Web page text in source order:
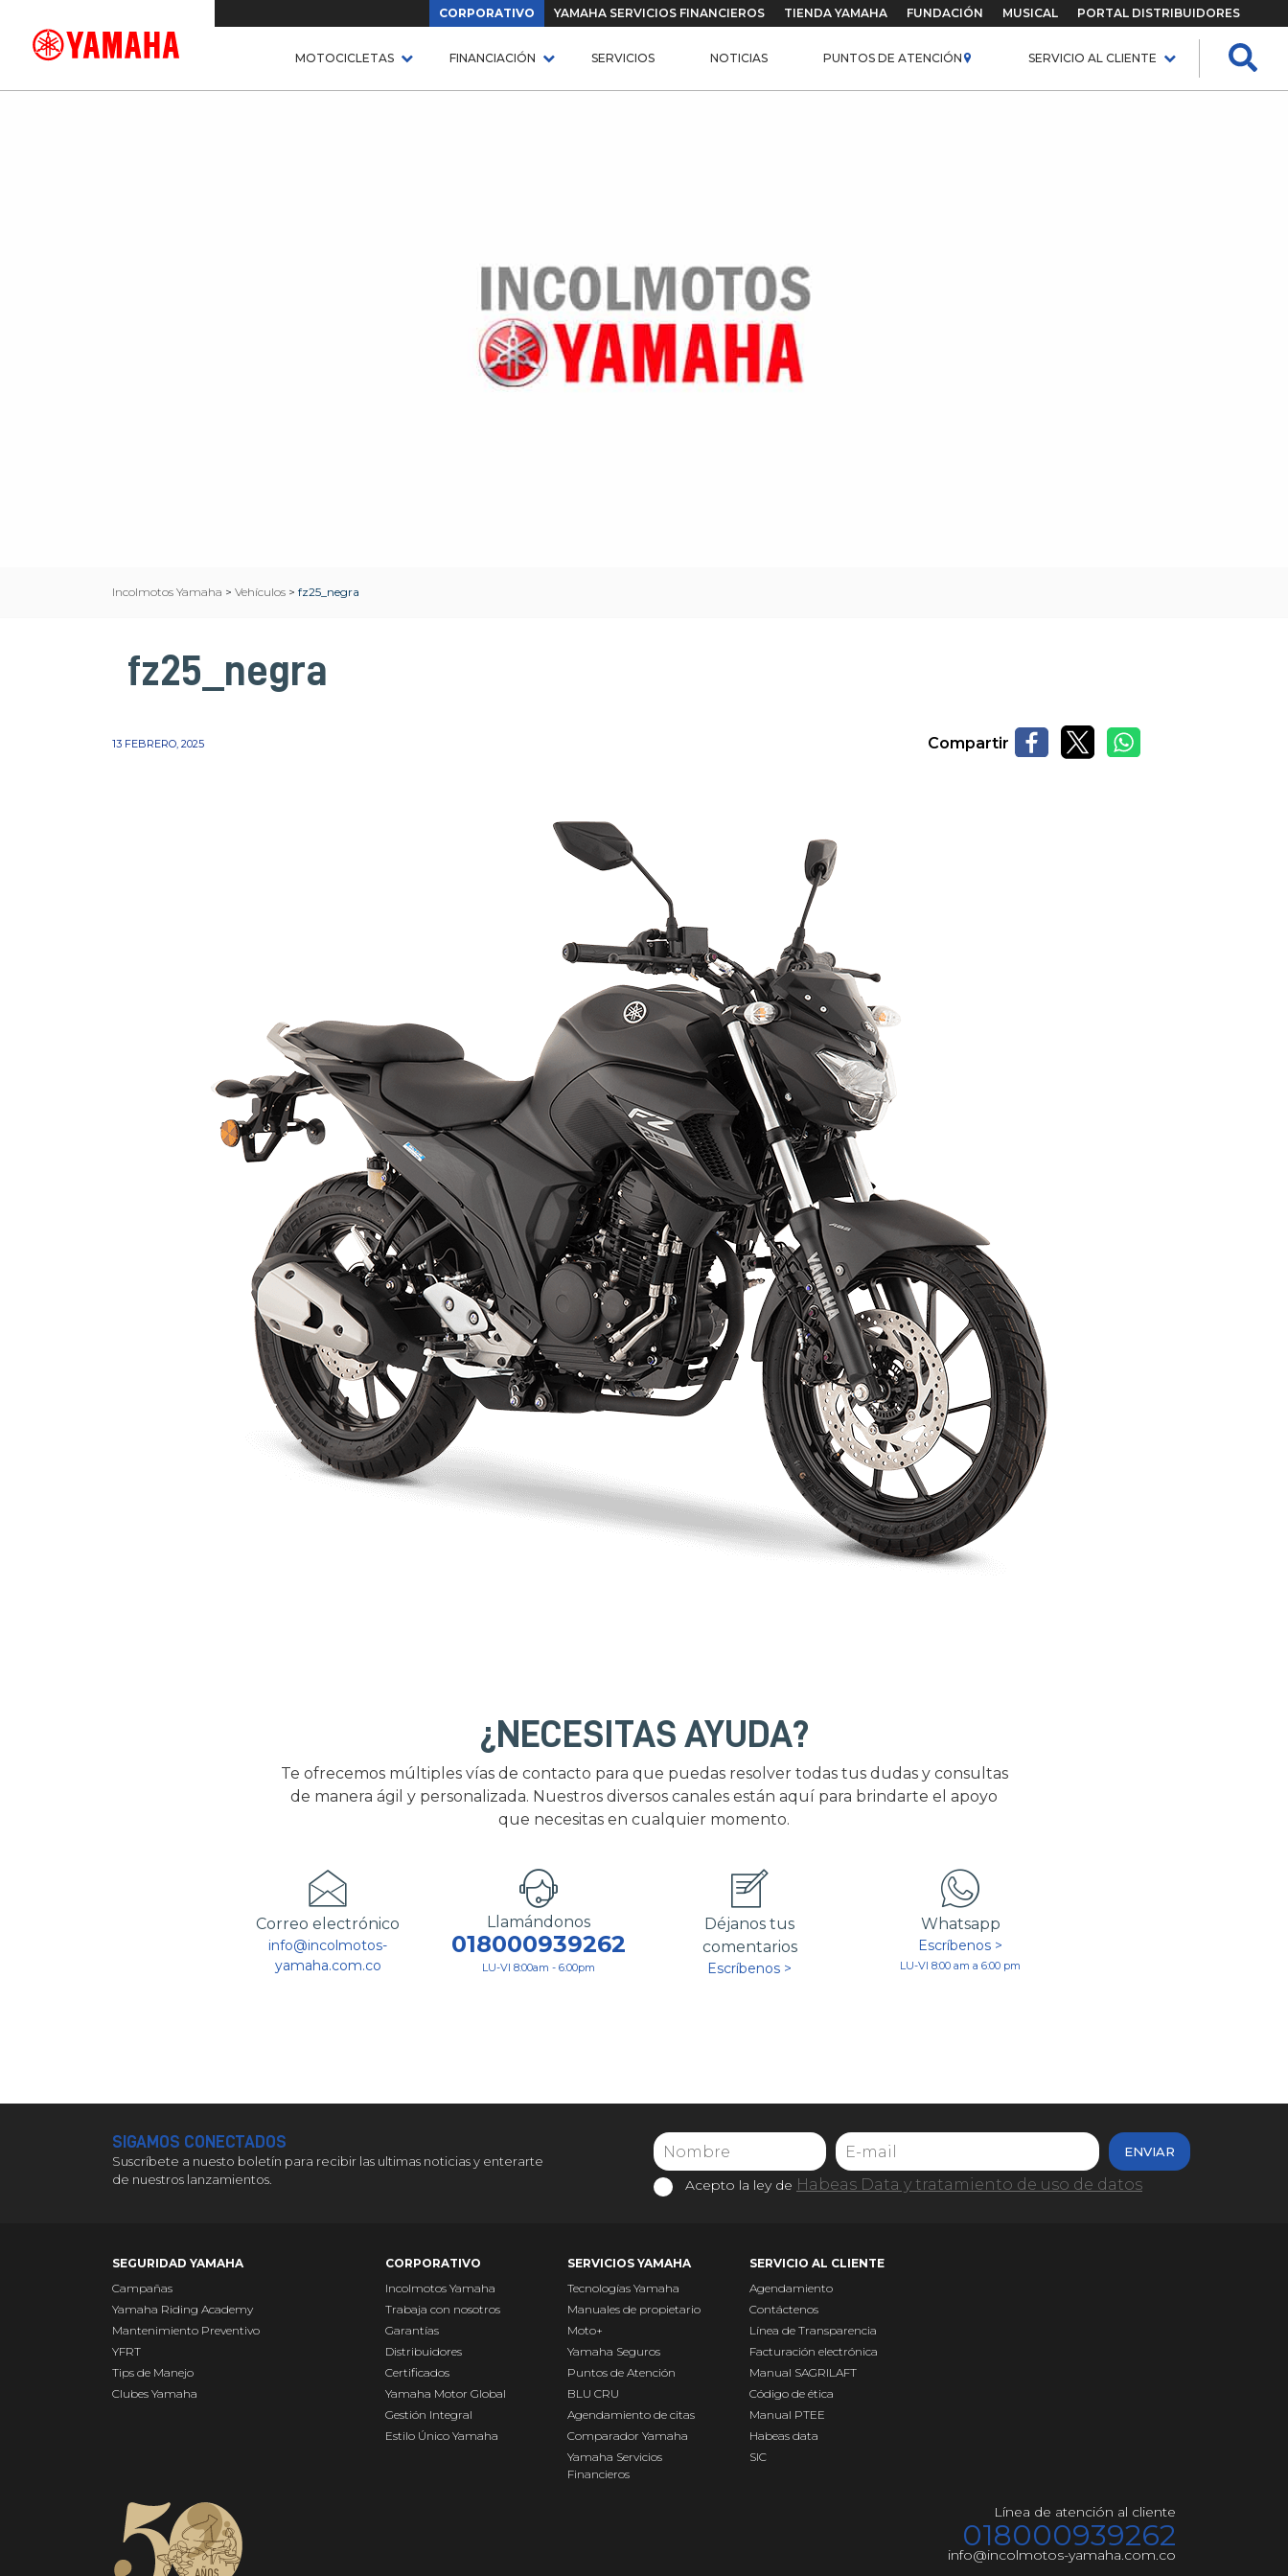
CORPORATIVO YAMAHA SERVICIOS FINANCIEROS TIENDA YAMAHA FUNDACIÓN MUSICAL PORTAL DISTRIBUIDORES
MOTOCICLETAS FINANCIACIÓN SERVICIOS NOTICIAS PUNTOS DE ATENCIÓN SERVICIO AL CLIENTE
Incolmotos Yamaha > Vehículos > fz25_negra
fz25_negra
13 FEBRERO, 2025 Compartir
¿NECESITAS AYUDA?
Te ofrecemos múltiples vías de contacto para que puedas resolver todas tus dudas y consultas
de manera ágil y personalizada. Nuestros diversos canales están aquí para brindarte el apoyo
que necesitas en cualquier momento.
Correo electrónico
info@incolmotos-
yamaha.com.co
Llamándonos
018000939262
LU-VI 8:00am - 6:00pm
Déjanos tus
comentarios
Escríbenos >
Whatsapp
Escríbenos >
LU-VI 8:00 am a 6:00 pm
SIGAMOS CONECTADOS
Suscríbete a nuesto boletín para recibir las ultimas noticias y enterarte
de nuestros lanzamientos.
ENVIAR
Acepto la ley de Habeas Data y tratamiento de uso de datos
SEGURIDAD YAMAHA
Campañas
Yamaha Riding Academy
Mantenimiento Preventivo
YFRT
Tips de Manejo
Clubes Yamaha
CORPORATIVO
Incolmotos Yamaha
Trabaja con nosotros
Garantías
Distribuidores
Certificados
Yamaha Motor Global
Gestión Integral
Estilo Único Yamaha
SERVICIOS YAMAHA
Tecnologías Yamaha
Manuales de propietario
Moto+
Yamaha Seguros
Puntos de Atención
BLU CRU
Agendamiento de citas
Comparador Yamaha
Yamaha Servicios
Financieros
SERVICIO AL CLIENTE
Agendamiento
Contáctenos
Línea de Transparencia
Facturación electrónica
Manual SAGRILAFT
Código de ética
Manual PTEE
Habeas data
SIC
Línea de atención al cliente
018000939262
info@incolmotos-yamaha.com.co